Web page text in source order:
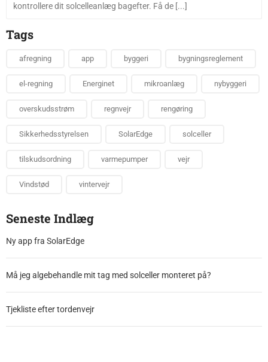
kontrollere dit solcelleanlæg bagefter. Få de [...]
Tags
afregning app byggeri bygningsreglement
el-regning Energinet mikroanlæg nybyggeri
overskudsstrøm regnvejr rengøring
Sikkerhedsstyrelsen SolarEdge solceller
tilskudsordning varmepumper vejr
Vindstød vintervejr
Seneste Indlæg
Ny app fra SolarEdge
Må jeg algebehandle mit tag med solceller monteret på?
Tjekliste efter tordenvejr